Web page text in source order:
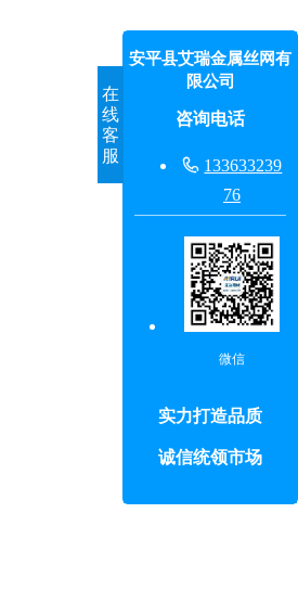
在
线
客
服
安平县艾瑞金属丝网有
限公司
咨询电话
 133633239
76
微信
实力打造品质
诚信统领市场